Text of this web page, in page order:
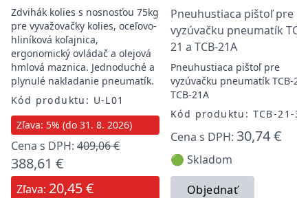
Zdvihák kolies s nosnosťou 75kg
pre vyvažovačky kolies, oceľovo-
hliníková koľajnica,
ergonomický ovládač a olejová
hmlová maznica. Jednoduché a
plynulé nakladanie pneumatík.
Kód produktu: U-L01
Zľava: 5% (do 31. 8. 2026)
Cena s DPH: 409,06 €
388,61 €
Zľava: 20,45 €
Pneuhustiaca pištoľ pre
vyzúvačku pneumatík
21 a TCB-21A
Pneuhustiaca pištoľ pre
vyzúvačku pneumatík TCB-21
TCB-21A
Kód produktu: TCB-21-35
Cena s DPH: 30,74 €
🟢 Skladom
Objednať